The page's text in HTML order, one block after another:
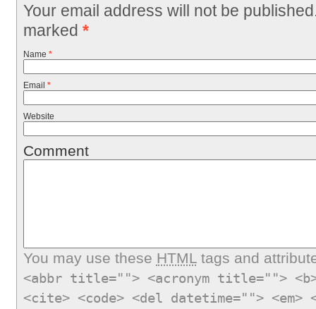
Your email address will not be
marked *
Name *
Email *
Website
Comment
You may use these HTMLtags and
<abbr title=""> <acronym title="">
<cite> <code> <del datetime="">